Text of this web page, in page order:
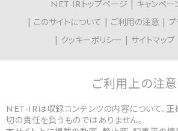
NET-IRトップページ キャンペー
このサイトについて
ご利用の注意
クッキーポリシー
サイトマップ
ご利用上の注意
NET-IRは収録コンテンツの内容について、正
切の責任を負うものではありません。